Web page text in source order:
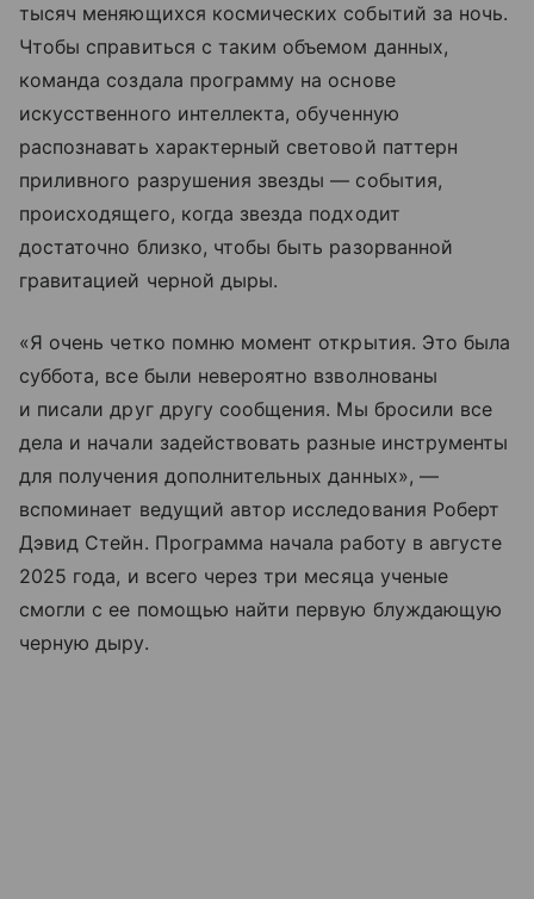
тысяч меняющихся космических событий за ночь.
Чтобы справиться с таким объемом данных,
команда создала программу на основе
искусственного интеллекта, обученную
распознавать характерный световой паттерн
приливного разрушения звезды — события,
происходящего, когда звезда подходит
достаточно близко, чтобы быть разорванной
гравитацией черной дыры.
«Я очень четко помню момент открытия. Это была
суббота, все были невероятно взволнованы
и писали друг другу сообщения. Мы бросили все
дела и начали задействовать разные инструменты
для получения дополнительных данных», —
вспоминает ведущий автор исследования Роберт
Дэвид Стейн. Программа начала работу в августе
2025 года, и всего через три месяца ученые
смогли с ее помощью найти первую блуждающую
черную дыру.